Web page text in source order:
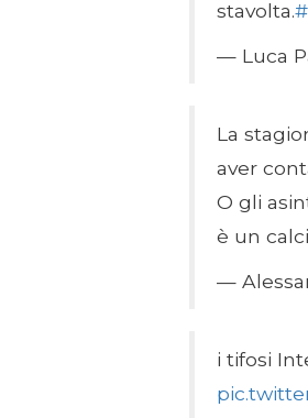
stavolta.
— Luca
La
aver
O gli
è un
—
i tifosi